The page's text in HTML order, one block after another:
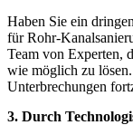
Haben Sie ein
für Rohr-
Team von Experten,
wie möglich zu
Unterbrechungen
3. Durch